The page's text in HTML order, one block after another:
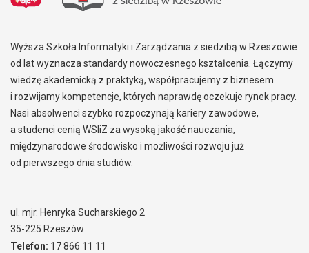
Wyższa Szkoła Informatyki i Zarządzania z siedzibą w Rzeszowie
od lat wyznacza standardy nowoczesnego kształcenia. Łączymy
wiedzę akademicką z praktyką, współpracujemy z biznesem
i rozwijamy kompetencje, których naprawdę oczekuje rynek pracy.
Nasi absolwenci szybko rozpoczynają kariery zawodowe,
a studenci cenią WSIiZ za wysoką jakość nauczania,
międzynarodowe środowisko i możliwości rozwoju już
od pierwszego dnia studiów.
ul. mjr. Henryka Sucharskiego 2
35-225 Rzeszów
Telefon: 17 866 11 11